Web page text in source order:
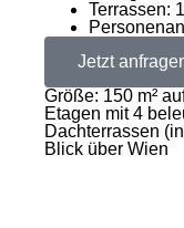
Terrassen:
Jetzt
Größe: 150 m²
Etagen mit 4
Dachterrassen
Blick über Wien